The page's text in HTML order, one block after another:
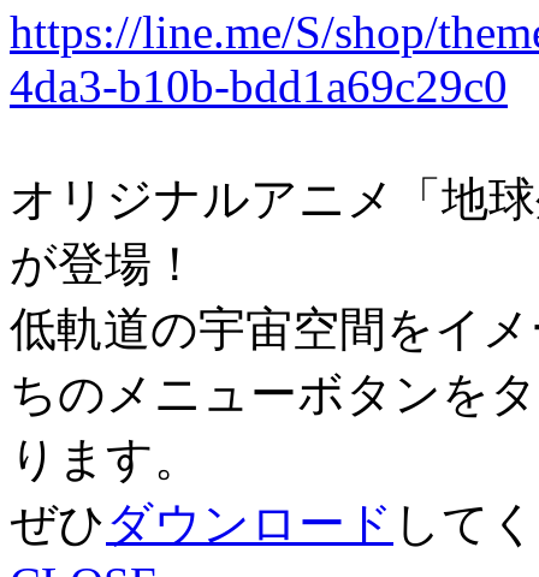
https://line.me/S/shop/
4da3-b10b-bdd1a69c29c0
オリジナルアニメ「地
が登場！
低軌道の宇宙空間をイ
ちのメニューボタンを
ります。
ぜひダウンロード して